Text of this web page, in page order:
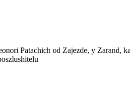
Patachich od Zajezde, y